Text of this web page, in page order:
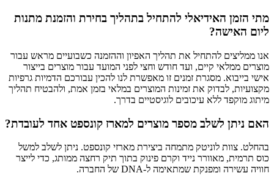
מתי הזמן האידיאלי להתחיל בתהליך בחירת והזמנת מתנות
ליום האישה?
אנו ממליצים להתחיל את תהליך האפיון וההזמנה כשבועיים מראש עבור
מוצרים ממלאי קיים, ועד חודש וחצי לפני המועד עבור מוצרים בייצור
אישי בייבוא. מסגרת זמנים זו מאפשרת לנו להכין עבורכם הדמיות גרפיות
מקצועיות, לבדוק את זמינות המוצרים במלאי בזמן אמת, ולהבטיח תהליך
מיתוג מוקפד ללא עיכובים לוגיסטיים בדרך.
האם ניתן לשלב מספר מוצרים למארז קונספט אחד לעובדת?
בהחלט. צוות לוניטק מתמחה ביצירת מארזי קונספט. ניתן לשלב למשל
כוס תרמית, מאוורר נייד וקרם פינוק בתוך תיק רחצה ממותג, כדי לייצר
חוויה עשירה ומפנקת שמתאימה ל-DNA של החברה.